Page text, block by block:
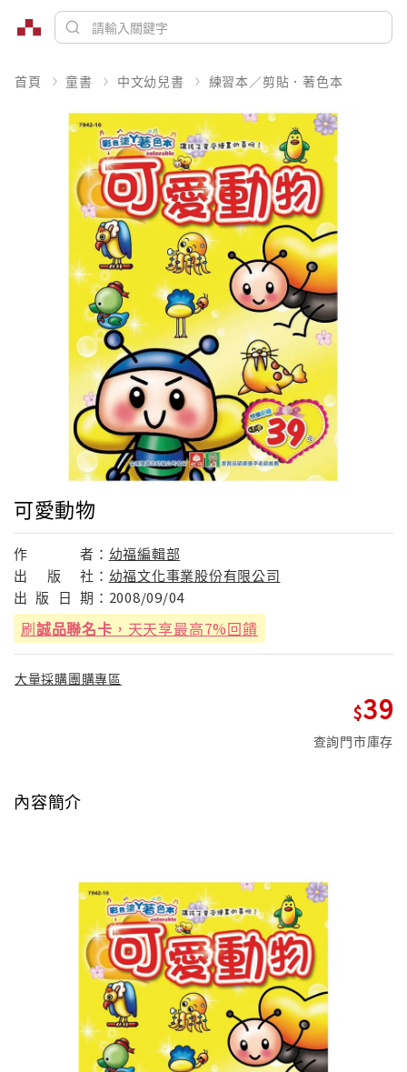
首頁 童書 中文幼兒書 練習本／剪貼．著色本
可愛動物
作 者： 幼福編輯部
出
版 社： 幼福文化事業股份有限公司
出 版 日 期： 2008/09/04
刷誠品聯名卡 ，天天享最高7%回饋
大量採購團購專區
39
查詢門市庫存
內容簡介